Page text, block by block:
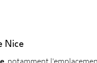
Nice
, notamment